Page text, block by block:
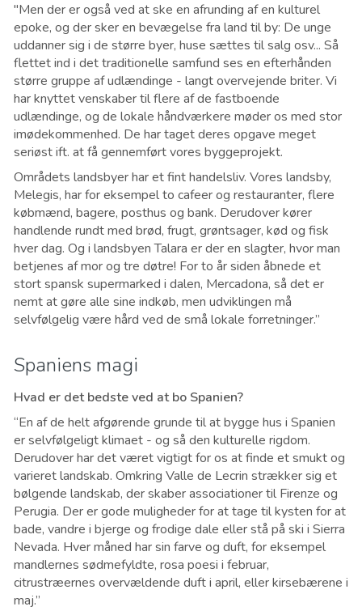
"Men der er også ved at ske en afrunding af en kulturel
epoke, og der sker en bevægelse fra land til by: De unge
uddanner sig i de større byer, huse sættes til salg osv... Så
flettet ind i det traditionelle samfund ses en efterhånden
større gruppe af udlændinge - langt overvejende briter. Vi
har knyttet venskaber til flere af de fastboende
udlændinge, og de lokale håndværkere møder os med stor
imødekommenhed. De har taget deres opgave meget
seriøst ift. at få gennemført vores byggeprojekt.
Områdets landsbyer har et fint handelsliv. Vores landsby,
Melegis, har for eksempel to cafeer og restauranter, flere
købmænd, bagere, posthus og bank. Derudover kører
handlende rundt med brød, frugt, grøntsager, kød og fisk
hver dag. Og i landsbyen Talara er der en slagter, hvor man
betjenes af mor og tre døtre! For to år siden åbnede et
stort spansk supermarked i dalen, Mercadona, så det er
nemt at gøre alle sine indkøb, men udviklingen må
selvfølgelig være hård ved de små lokale forretninger.”
Spaniens magi
Hvad er det bedste ved at bo Spanien?
“En af de helt afgørende grunde til at bygge hus i Spanien
er selvfølgeligt klimaet - og så den kulturelle rigdom.
Derudover har det været vigtigt for os at finde et smukt og
varieret landskab. Omkring Valle de Lecrin strækker sig et
bølgende landskab, der skaber associationer til Firenze og
Perugia. Der er gode muligheder for at tage til kysten for at
bade, vandre i bjerge og frodige dale eller stå på ski i Sierra
Nevada. Hver måned har sin farve og duft, for eksempel
mandlernes sødmefyldte, rosa poesi i februar,
citrustræernes overvældende duft i april, eller kirsebærene i
maj.”